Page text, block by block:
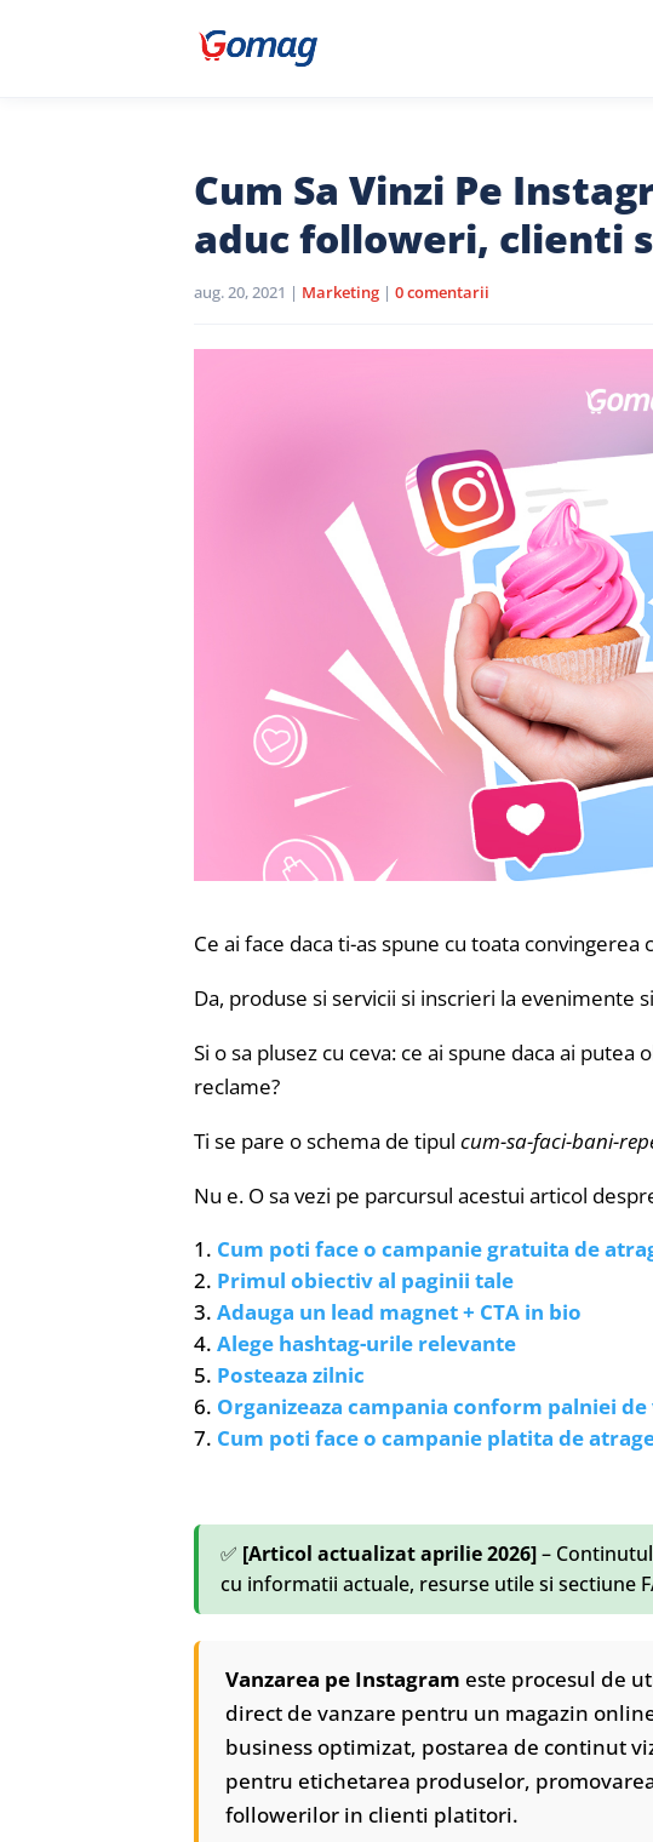
Cum Sa Vinzi Pe
aduc followeri, clienti
aug. 20, 2021 | Marketing | 0 comentarii
Ce ai face daca ti-as spune cu toata convingerea
Da, produse si servicii si inscrieri la evenimente
Si o sa plusez cu ceva: ce ai spune daca ai
reclame?
Ti se pare o schema de tipul cum-sa-faci-bani-
Nu e. O sa vezi pe parcursul acestui articol
Cum poti face o campanie gratuita de
Primul obiectiv al paginii tale
Adauga un lead magnet + CTA in bio
Alege hashtag-urile relevante
Posteaza zilnic
Organizeaza campania conform palniei de
Cum poti face o campanie platita de
✅ [Articol actualizat aprilie 2026]–
cu informatii actuale, resurse utile si sectiune
Vanzarea pe Instagram este procesul de
direct de vanzare pentru un magazin
business optimizat, postarea de continut
pentru etichetarea produselor,
followerilor in clienti platitori.